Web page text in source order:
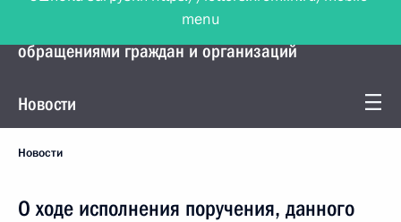
Управление Президента по работе с
обращениями граждан и организаций
Новости
Новости
О ходе исполнения поручения, данного
menu